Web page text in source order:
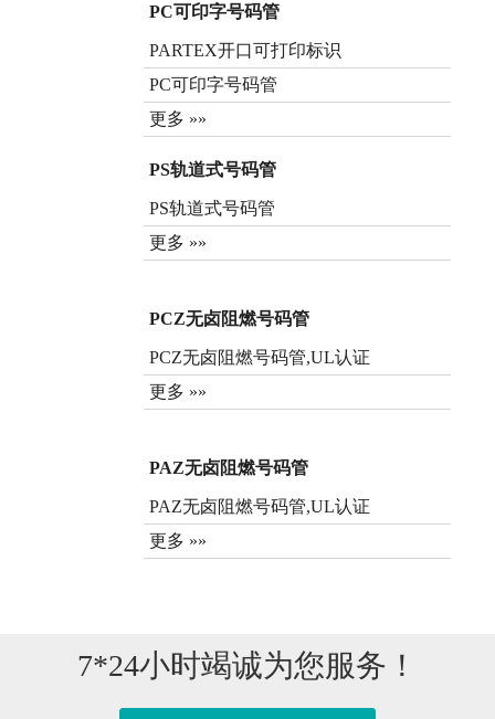
PC可印字号码管
PARTEX开口可打印标识
PC可印字号码管
更多 »»
PS轨道式号码管
PS轨道式号码管
更多 »»
PCZ无卤阻燃号码管
PCZ无卤阻燃号码管,UL认证
更多 »»
PAZ无卤阻燃号码管
PAZ无卤阻燃号码管,UL认证
更多 »»
7*24小时竭诚为您服务！